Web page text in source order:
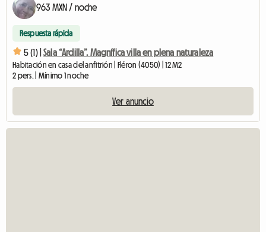
963 MXN / noche
Respuesta rápida
5 (1) | Sala “Ardilla”. Magnífica villa en plena naturaleza
Habitación en casa del anfitrión | Fléron (4050) | 12 M2
2 pers. | Mínimo 1 noche
Ver anuncio